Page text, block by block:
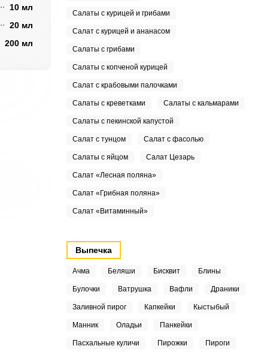
10 мл
20 мл
200 мл
Салаты с курицей и грибами
Салат с курицей и ананасом
Салаты с грибами
Салаты с копченой курицей
Салат с крабовыми палочками
Салаты с креветками Салаты с кальмарами
Салаты с пекинской капустой
Салат с тунцом Салат с фасолью
Салаты с яйцом Салат Цезарь
Салат «Лесная поляна»
Салат «Грибная поляна»
Салат «Витаминный»
Выпечка
Ачма Беляши Бисквит Блины
Булочки Ватрушка Вафли Драники
Заливной пирог Капкейки Кыстыбый
Манник Оладьи Панкейки
Пасхальные куличи Пирожки Пироги